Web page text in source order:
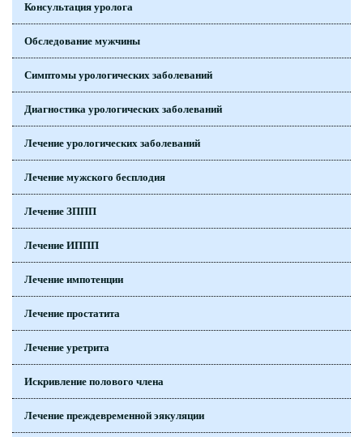
Консультация уролога
Обследование мужчины
Симптомы урологических заболеваний
Диагностика урологических заболеваний
Лечение урологических заболеваний
Лечение мужского бесплодия
Лечение ЗППП
Лечение ИППП
Лечение импотенции
Лечение простатита
Лечение уретрита
Искривление полового члена
Лечение преждевременной эякуляции